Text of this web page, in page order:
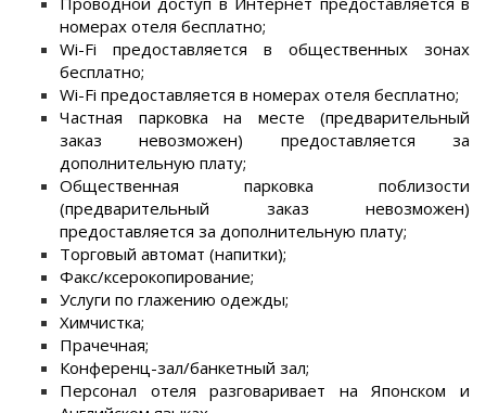
номерах отеля бесплатно;
Wi-Fi предоставляется в общественных зонах
бесплатно;
Wi-Fi предоставляется в номерах отеля бесплатно;
Частная парковка на месте (предварительный
заказ невозможен) предоставляется за
дополнительную плату;
Общественная парковка поблизости
(предварительный заказ невозможен)
предоставляется за дополнительную плату;
Торговый автомат (напитки);
Факс/ксерокопирование;
Услуги по глажению одежды;
Химчистка;
Прачечная;
Конференц-зал/банкетный зал;
Персонал отеля разговаривает на Японском и